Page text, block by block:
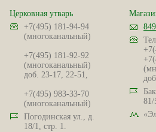
Церковная утварь
+7(495) 181-94-94
(многоканальный)
+7(495) 181-92-92
(многоканальный)
доб. 23-17, 22-51,
+7(495) 983-33-70
(многоканальный)
Погодинская ул., д.
18/1, стр. 1.
81/